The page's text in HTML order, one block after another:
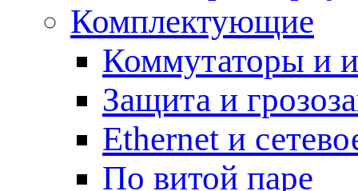
Комплектующие
Коммутаторы и
Защита и
Ethernet и
По витой паре